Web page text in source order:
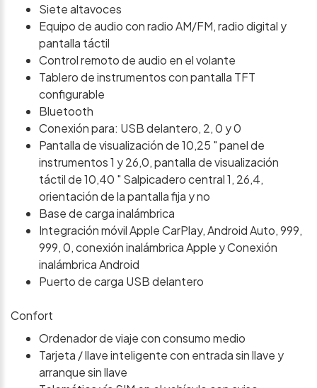
Siete altavoces
Equipo de audio con radio AM/FM, radio digital y
pantalla táctil
Control remoto de audio en el volante
Tablero de instrumentos con pantalla TFT
configurable
Bluetooth
Conexión para: USB delantero, 2, 0 y 0
Pantalla de visualización de 10,25 " panel de
instrumentos 1 y 26,0, pantalla de visualización
táctil de 10,40 " Salpicadero central 1, 26,4,
orientación de la pantalla fija y no
Base de carga inalámbrica
Integración móvil Apple CarPlay, Android Auto, 999,
999, 0, conexión inalámbrica Apple y Conexión
inalámbrica Android
Puerto de carga USB delantero
Confort
Ordenador de viaje con consumo medio
Tarjeta / llave inteligente con entrada sin llave y
arranque sin llave